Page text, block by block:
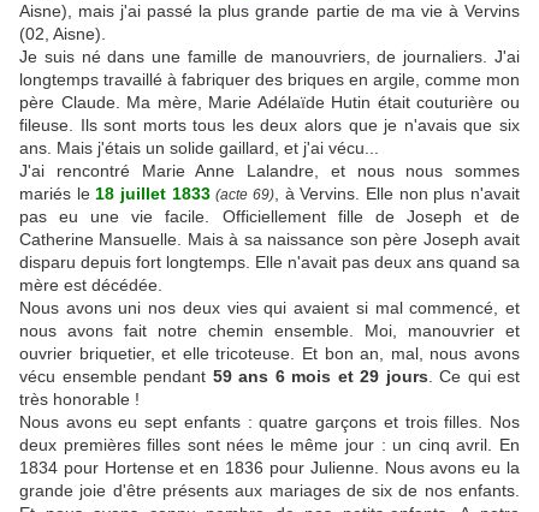
Aisne), mais j'ai passé la plus grande partie de ma vie à Vervins
(02, Aisne).
Je suis né dans une famille de manouvriers, de journaliers. J'ai
longtemps travaillé à fabriquer des briques en argile, comme mon
père Claude. Ma mère, Marie Adélaïde Hutin était couturière ou
fileuse. Ils sont morts tous les deux alors que je n'avais que six
ans. Mais j'étais un solide gaillard, et j'ai vécu...
J'ai rencontré Marie Anne Lalandre, et nous nous sommes
mariés le 18 juillet 1833 (acte 69) , à Vervins. Elle non plus n'avait
pas eu une vie facile. Officiellement fille de Joseph et de
Catherine Mansuelle. Mais à sa naissance son père Joseph avait
disparu depuis fort longtemps. Elle n'avait pas deux ans quand sa
mère est décédée.
Nous avons uni nos deux vies qui avaient si mal commencé, et
nous avons fait notre chemin ensemble. Moi, manouvrier et
ouvrier briquetier, et elle tricoteuse. Et bon an, mal, nous avons
vécu ensemble pendant 59 ans 6 mois et 29 jours . Ce qui est
très honorable !
Nous avons eu sept enfants : quatre garçons et trois filles. Nos
deux premières filles sont nées le même jour : un cinq avril. En
1834 pour Hortense et en 1836 pour Julienne. Nous avons eu la
grande joie d'être présents aux mariages de six de nos enfants.